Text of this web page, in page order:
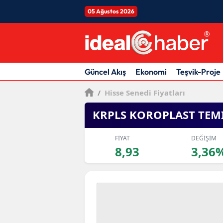
05 Ağustos 2026
Güncel Akış Ekonomi Teşvik-Proje
/ Hisse Senedi Fiyatları
KRPLS KOROPLAST
FİYAT
8,93
DEĞİŞİM